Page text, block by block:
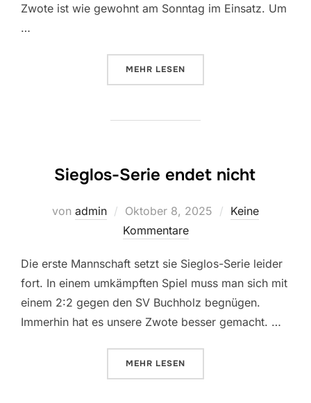
Zwote ist wie gewohnt am Sonntag im Einsatz. Um
…
MEHR ÜBER “AM DONNERSTAG
LESEN
Sieglos-Serie endet nicht
von admin
Veröffentlicht
am
Oktober 8, 2025
Keine
Kommentare
Die erste Mannschaft setzt sie Sieglos-Serie leider
fort. In einem umkämpften Spiel muss man sich mit
einem 2:2 gegen den SV Buchholz begnügen.
Immerhin hat es unsere Zwote besser gemacht. …
MEHR ÜBER “SIEGLOS-SERIE ENDET
LESEN